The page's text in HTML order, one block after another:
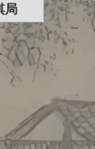
局